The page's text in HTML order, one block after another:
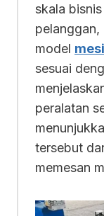
skala
pelanggan,
model
sesuai
peralatan
tersebut
memesan